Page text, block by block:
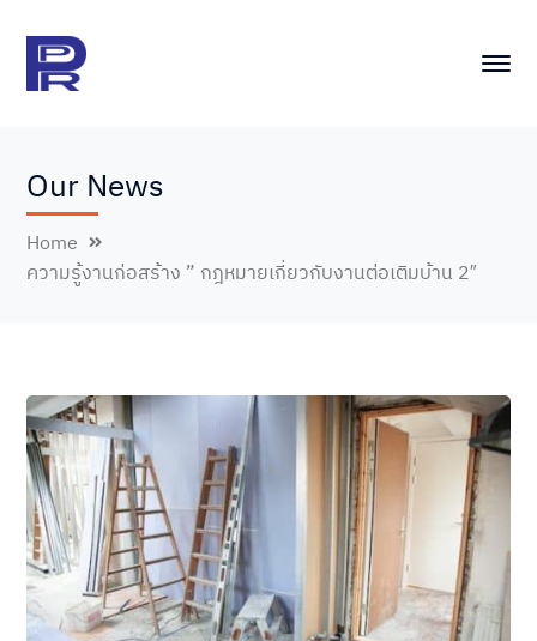
Our News
Home
ความรู้งานก่อสร้าง ” กฎหมายเกี่ยวกับงานต่อเติมบ้าน 2″